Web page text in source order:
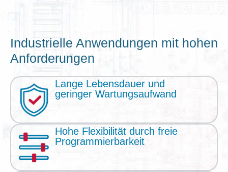
Industrielle Anwendungen mit hohen
Anforderungen
Lange Lebensdauer und
geringer Wartungsaufwand
Hohe Flexibilität durch freie
Programmierbarkeit